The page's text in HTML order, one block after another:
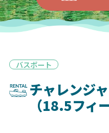
バスボート
チャレンジ
（18.5フィ